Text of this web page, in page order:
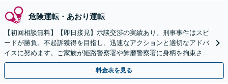
危険運転・あおり運転
【初回相談無料】【即日接見】示談交渉の実績あり。刑事事件はスピ
ードが勝負。不起訴獲得を目指し、迅速なアクションと適切なアドバ
イスに努めます。ご家族が姫路警察署や飾磨警察署に身柄を拘束され
たら、すぐにご相談を【夜間／休日相談可】
料金表を見る